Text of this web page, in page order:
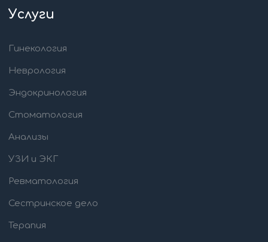
Услуги
Гинекология
Неврология
Эндокринология
Стоматология
Анализы
УЗИ и ЭКГ
Ревматология
Сестринское дело
Терапия